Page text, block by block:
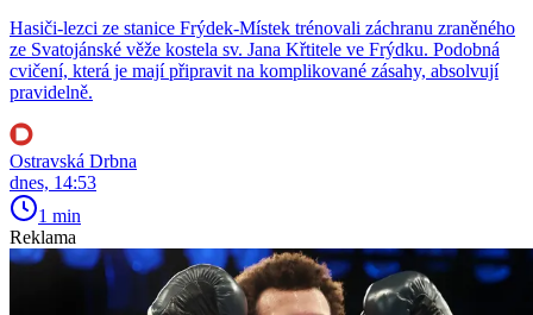
Hasiči-lezci ze stanice Frýdek-Místek trénovali záchranu zraněného
ze Svatojánské věže kostela sv. Jana Křtitele ve Frýdku. Podobná
cvičení, která je mají připravit na komplikované zásahy, absolvují
pravidelně.
Ostravská Drbna
dnes, 14:53
1 min
Reklama